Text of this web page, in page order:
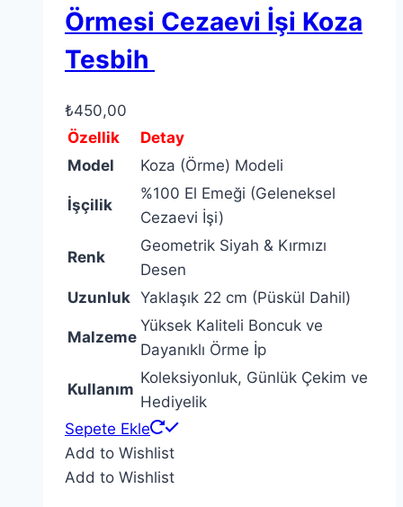
Örmesi Cezaevi İşi Koza
Tesbih
₺450,00
Özellik
Detay
Model
Koza (Örme) Modeli
İşçilik
%100 El Emeği (Geleneksel
Cezaevi İşi)
Renk
Geometrik Siyah & Kırmızı
Desen
Uzunluk Yaklaşık 22 cm (Püskül Dahil)
Malzeme
Yüksek Kaliteli Boncuk ve
Dayanıklı Örme İp
Kullanım
Koleksiyonluk, Günlük Çekim ve
Hediyelik
Sepete Ekle
Add to Wishlist
Add to Wishlist